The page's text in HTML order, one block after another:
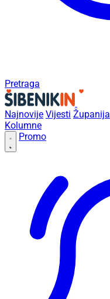
Pretraga
Najnovije Vijesti Županija
Kolumne
Promo